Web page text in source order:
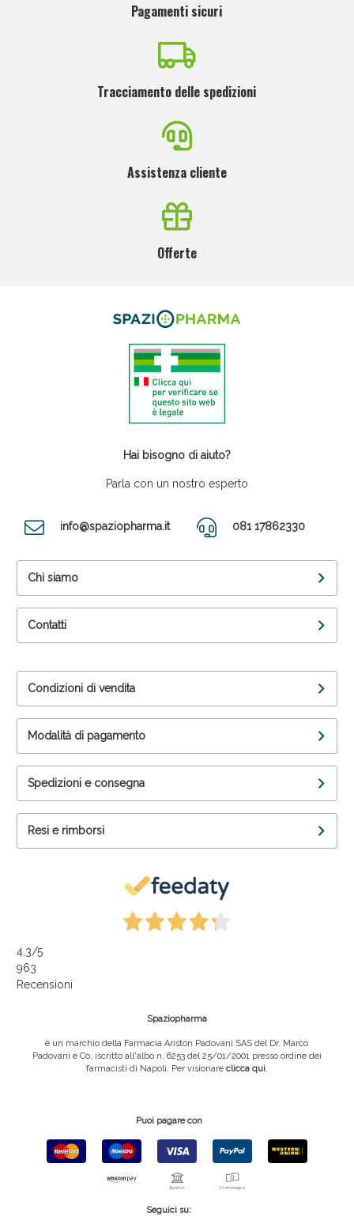
Pagamenti sicuri
Tracciamento delle spedizioni
Assistenza cliente
Offerte
Hai bisogno di aiuto?
Parla con un nostro esperto
info@spaziopharma.it 081 17862330
Chi siamo
Contatti
Condizioni di vendita
Modalità di pagamento
Spedizioni e consegna
Resi e rimborsi
4,3/5
963
Recensioni
Spaziopharma
è un marchio della Farmacia Ariston Padovani SAS del Dr. Marco
Padovani e Co, iscritto all'albo n. 6253 del 25/01/2001 presso ordine dei
farmacisti di Napoli. Per visionare clicca qui.
Puoi pagare con
Seguici su: